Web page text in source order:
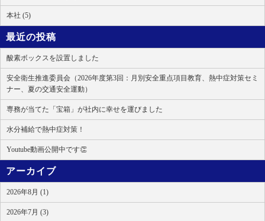
本社 (5)
最近の投稿
酸素ボックスを設置しました
安全衛生推進委員会（2026年度第3回：月別安全重点項目教育、熱中症対策セミ
ナー、夏の交通安全運動）
専務が当てた「宝箱」が社内に幸せを運びました
水分補給で熱中症対策！
Youtube動画公開中です👏
アーカイブ
2026年8月 (1)
2026年7月 (3)